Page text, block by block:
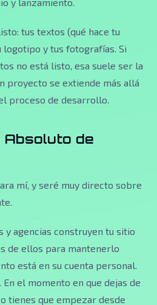
tus textos (qué hace tu
logotipo y tus fotografías. Si
no está listo, esa suele ser la
proyecto se extiende más allá
proceso de desarrollo.
Absoluto de
mí, y seré muy directo sobre
y agencias construyen tu sitio
de ellos para mantenerlo
está en su cuenta personal.
el momento en que dejas de
tienes que empezar desde